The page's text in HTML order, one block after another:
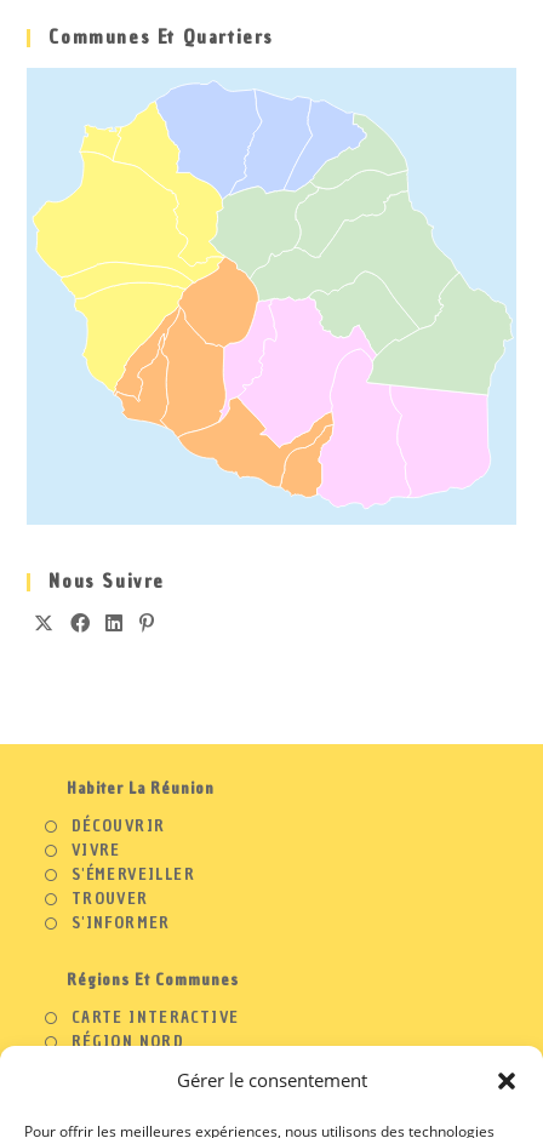
Gérer le consentement
Pour offrir les meilleures expériences, nous utilisons des technologies
Communes Et Quartiers
Nous Suivre
Habiter La Réunion
DÉCOUVRIR
VIVRE
S'ÉMERVEILLER
TROUVER
S'INFORMER
Régions Et Communes
CARTE INTERACTIVE
RÉGION NORD